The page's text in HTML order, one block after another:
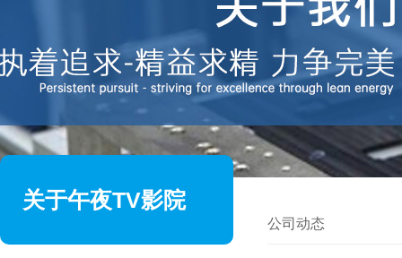
关于午夜TV影院
公司动态